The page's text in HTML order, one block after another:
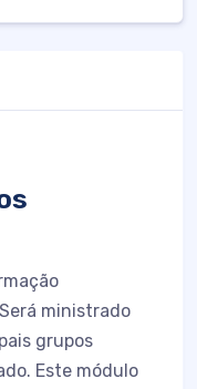
ministrado
grupos
Este módulo